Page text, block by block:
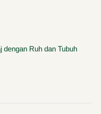
dengan Ruh dan Tubuh